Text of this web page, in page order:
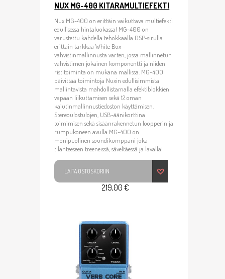
NUX MG-400 KITARAMULTIEFEKTI
Nux MG-400 on erittäin vaikuttava multiefekti
edullisessa hintaluokassa! MG-400 on
varustettu kahdella tehokkaalla DSP-sirulla
erittäin tarkkaa White Box -
vahvistinmallinnusta varten, jossa mallinnetun
vahvistimen jokainen komponentti ja niiden
ristitoiminta on mukana mallissa. MG-400
päivittää toimintoja Nuxin edullisimmista
mallintavista mahdollistamalla efektiblokkien
vapaan liikuttamisen sekä 12 oman
kaiutinmallinnustiedoston käyttämisen.
Stereoulostulojen, USB-äänikorttina
toimimisen sekä sisäänrakennetun loopperin ja
rumpukoneen avulla MG-400 on
monipuolinen soundikumppani joka
tilanteeseen treeneissä, säveltäessä ja lavalla!
LAITA OSTOSKORIIN
219,00 €